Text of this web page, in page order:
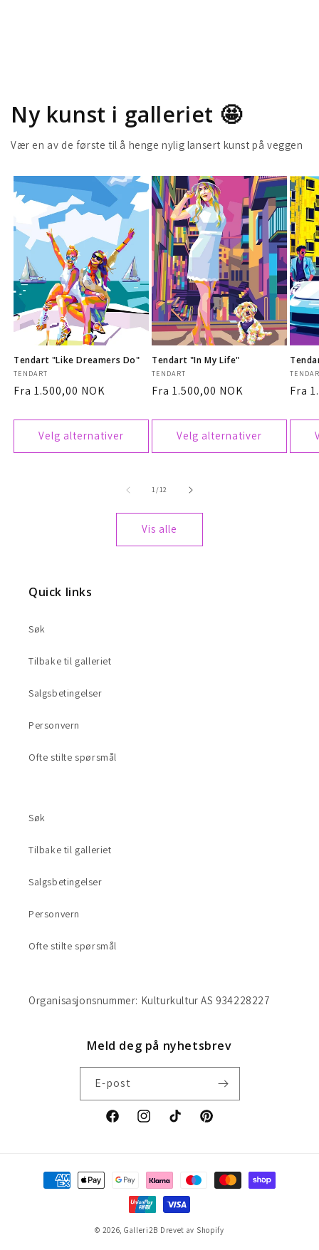
Ny kunst i galleriet 🤩
Vær en av de første til å henge nylig lansert kunst på veggen
Tendart "Like Dreamers Do"
Selger:
TENDART
Vanlig
Fra 1.500,00 NOK
Velg alternativer
Tendart "In My Life"
Selger:
TENDART
Vanlig
Fra 1.500,00 NOK
Velg alternativer
Fra
1/av
12
Vis alle
Quick links
Søk
Tilbake til galleriet
Salgsbetingelser
Personvern
Ofte stilte spørsmål
Søk
Tilbake til galleriet
Salgsbetingelser
Personvern
Ofte stilte spørsmål
Organisasjonsnummer: Kulturkultur AS 934228227
Meld deg på nyhetsbrev
E-post
FacebookInstagramTikTok Pinterest
Betalingsmåter
© 2026, Galleri2B Drevet av Shopify